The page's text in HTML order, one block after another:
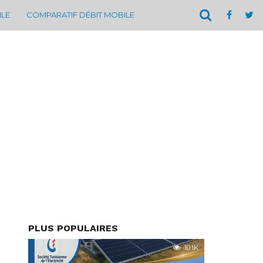
COMPARATIF DÉBIT MOBILE
PLUS POPULAIRES
10.1K